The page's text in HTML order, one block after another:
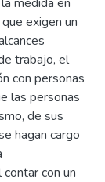
exigen un
trabajo, el
con personas
las personas
de sus
hagan cargo
con un